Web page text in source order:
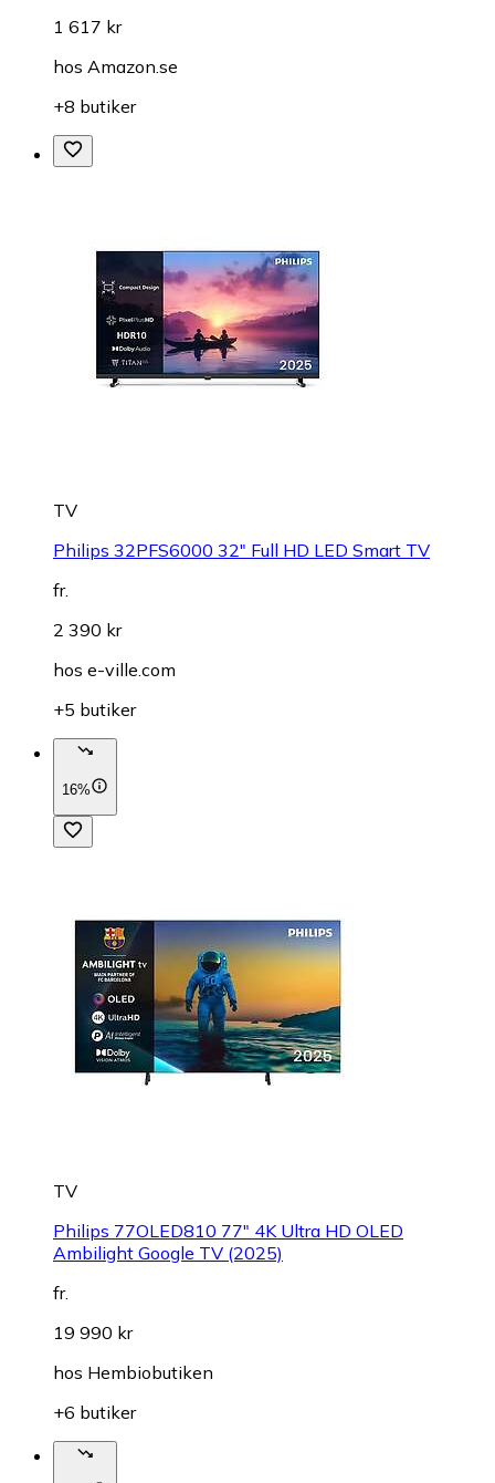
1 617 kr
hos Amazon.se
+8 butiker
TV
Philips 32PFS6000 32" Full HD LED Smart TV
fr.
2 390 kr
hos e-ville.com
+5 butiker
16%
TV
Philips 77OLED810 77" 4K Ultra HD OLED
Ambilight Google TV (2025)
fr.
19 990 kr
hos Hembiobutiken
+6 butiker